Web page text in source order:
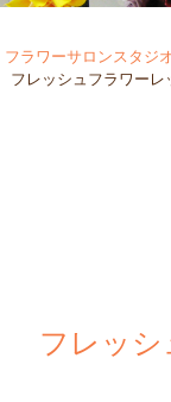
フラワーサロンスタジ
フレッシュフラワー
フレッ